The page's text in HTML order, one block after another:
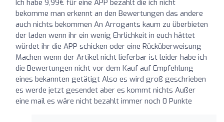
Ich habe 9,99€ für eine APP bezahlt die ich nicht
bekomme man erkennt an den Bewertungen das andere
auch nichts bekommen An Arrogants kaum zu überbieten
der laden wenn ihr ein wenig Ehrlichkeit in euch hättet
würdet ihr die APP schicken oder eine Rücküberweisung
Machen wenn der Artikel nicht lieferbar ist leider habe ich
die Bewertungen nicht vor dem Kauf auf Empfehlung
eines bekannten getätigt Also es wird groß geschrieben
es werde jetzt gesendet aber es kommt nichts Außer
eine mail es wäre nicht bezahlt immer noch 0 Punkte